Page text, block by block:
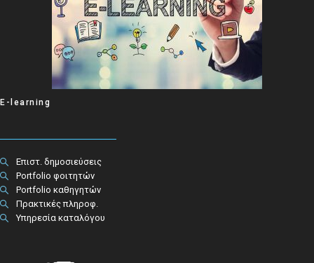
E-learning
Επιστ. δημοσιεύσεις
Portfolio φοιτητών
Portfolio καθηγητών
Πρακτικές πληροφ.​
Υπηρεσία καταλόγου